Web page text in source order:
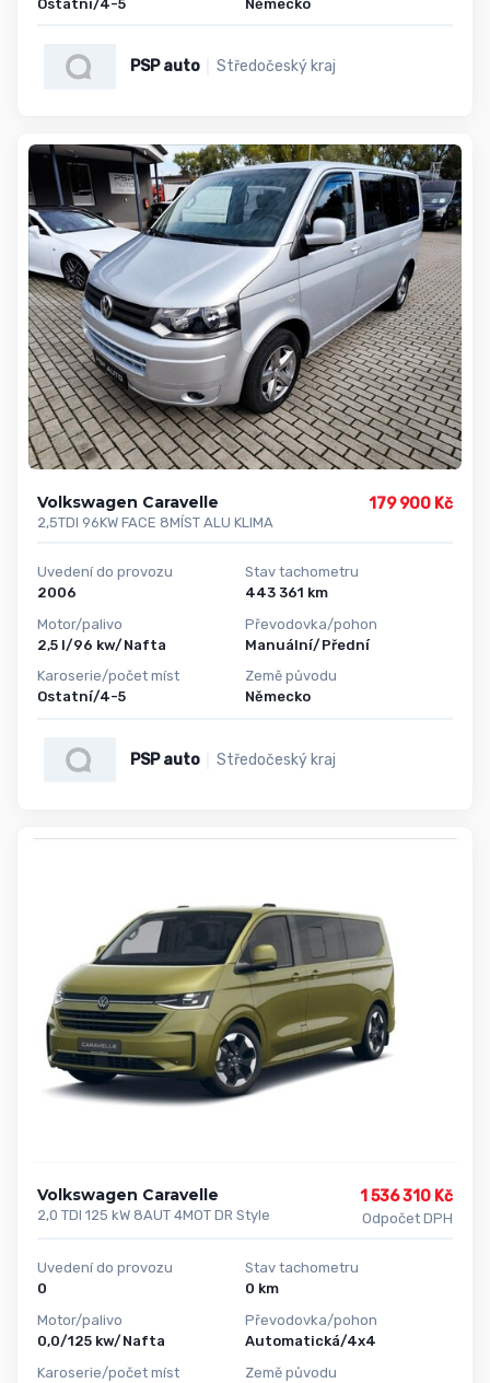
Ostatní/4-5 Německo
PSP auto Středočeský kraj
Volkswagen Caravelle
2,5TDI 96KW FACE 8MÍST ALU KLIMA
179 900 Kč
Uvedení do provozu
2006
Motor/palivo
2,5 l/96 kw/Nafta
Karoserie/počet míst
Ostatní/4-5
Stav tachometru
443 361 km
Převodovka/pohon
Manuální/Přední
Země původu
Německo
PSP auto Středočeský kraj
Volkswagen Caravelle
2,0 TDI 125 kW 8AUT 4MOT DR Style
1 536 310 Kč
Odpočet DPH
Uvedení do provozu
0
Motor/palivo
0,0/125 kw/Nafta
Karoserie/počet míst
Stav tachometru
0 km
Převodovka/pohon
Automatická/4x4
Země původu